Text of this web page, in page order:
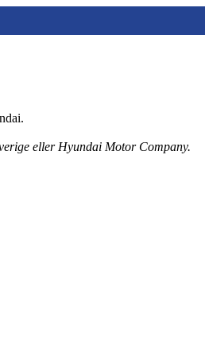
eller Hyundai Motor Company.